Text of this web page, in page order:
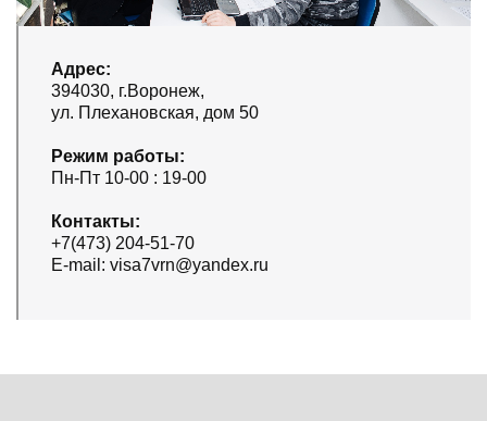
Адрес:
394030, г.Воронеж,
ул. Плехановская, дом 50
Режим работы:
Пн-Пт 10-00 : 19-00
Контакты:
+7(473) 204-51-70
E-mail: visa7vrn@yandex.ru